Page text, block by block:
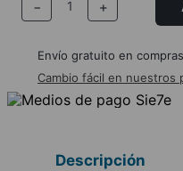
＋
－
Envío gratuito en
Cambio fácil en nuestros
Descripción